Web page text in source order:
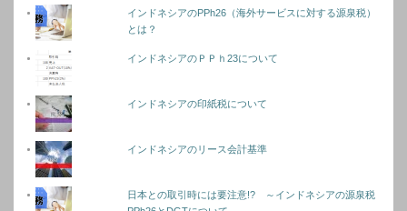
インドネシアのPPh26（海外サービスに対する源泉税）
とは？
インドネシアのＰＰｈ23について
インドネシアの印紙税について
インドネシアのリース会計基準
日本との取引時には要注意!? ～インドネシアの源泉税